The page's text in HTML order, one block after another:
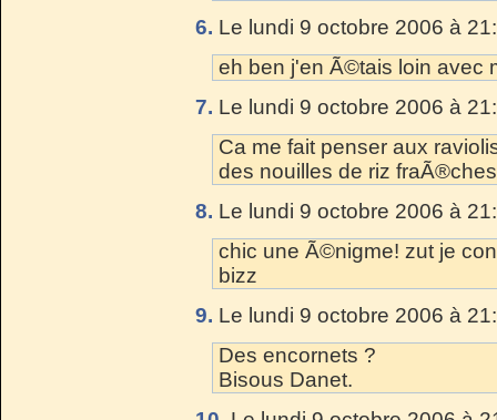
6. Le lundi 9 octobre 2006 à
eh ben j'en Ã©tais loin avec
7. Le lundi 9 octobre 2006 à
Ca me fait penser aux
des nouilles de riz
8. Le lundi 9 octobre 2006 à
chic une Ã©nigme! zut je
bizz
9. Le lundi 9 octobre 2006 à
Des encornets ?
Bisous Danet.